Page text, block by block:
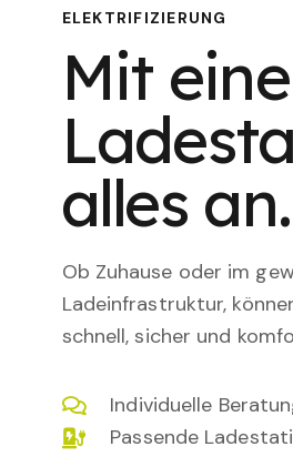
ELEKTRIFIZIERUNG
Mit
alles an.
Ob Zuhause oder im
Ladeinfrastruktur,
schnell, sicher und
Individuelle
Passende